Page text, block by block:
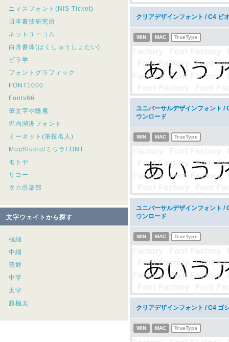
ニィスフォント(NIS Ticket)
日本書技研究所
ネットユーコム
白舟書体(はくしゅうしょたい)
ビラ学
フォントグラフィック
FONT1000
Fonts66
筆文字や隆庵
堀内湖洲フォント
ミーネット(筆技名人)
MopStudio/ミウラFONT
モトヤ
リコー
タカ倶楽部
文字ウェイトから探す
極細
中細
普通
中字
太字
超極太
クリアデザインフォント / C4 ビ
WIN MAC TrueType
ユニバーサルデザインフォント /
ウンロード
WIN MAC TrueType
ユニバーサルデザインフォント /
ウンロード
WIN MAC TrueType
クリアデザインフォント / C4 ゴ
WIN MAC TrueType